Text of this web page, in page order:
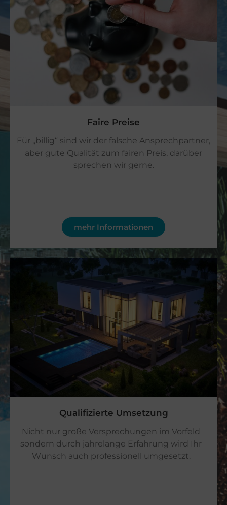
Faire Preise
Für „billig“ sind wir der falsche Ansprechpartner,
aber gute Qualität zum fairen Preis, darüber
sprechen wir gerne.
mehr Informationen
Qualifizierte Umsetzung​
Nicht nur große Versprechungen im Vorfeld
sondern durch jahrelange Erfahrung wird Ihr
Wunsch auch professionell umgesetzt.